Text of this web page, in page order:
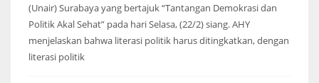
(Unair) Surabaya yang bertajuk “Tantangan Demokrasi dan
Politik Akal Sehat” pada hari Selasa, (22/2) siang. AHY
menjelaskan bahwa literasi politik harus ditingkatkan, dengan
literasi politik